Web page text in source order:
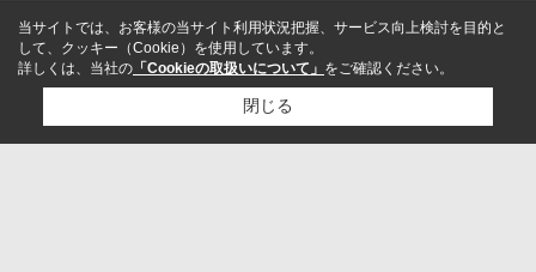
当サイトでは、お客様の当サイト利用状況把握、サービス向上検討を目的と
して、クッキー（Cookie）を使用しています。
詳しくは、当社の 「Cookieの取扱いについて」 をご確認ください。
閉じる